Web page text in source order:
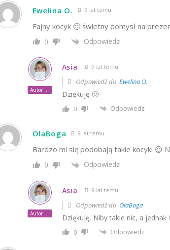
Ewelina O. 9 lat temu
Fajny kocyk 🙂 świetny pomysł na
0 Odpowiedz
Asia 9 lat temu
Odpowiedź do Ewelina O.
Dziękuję 🙂
0 Odpowiedz
OlaBoga 9 lat temu
Bardzo mi się podobają takie kocyki 😉
0 Odpowiedz
Asia 9 lat temu
Odpowiedź do OlaBoga
Dziękuję. Niby takie nic, a jednak
0 Odpowiedz